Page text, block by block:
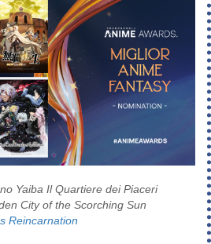
Yaiba Il Quartiere dei Piaceri
City of the Scorching Sun
Reincarnation